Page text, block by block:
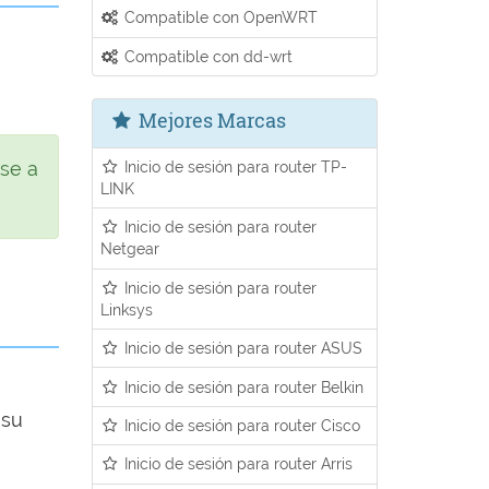
a
Compatible con OpenWRT
Compatible con dd-wrt
Mejores Marcas
Inicio de sesión para router TP-
LINK
Inicio de sesión para router
Netgear
Inicio de sesión para router
Linksys
Inicio de sesión para router ASUS
Inicio de sesión para router Belkin
Inicio de sesión para router Cisco
Inicio de sesión para router Arris